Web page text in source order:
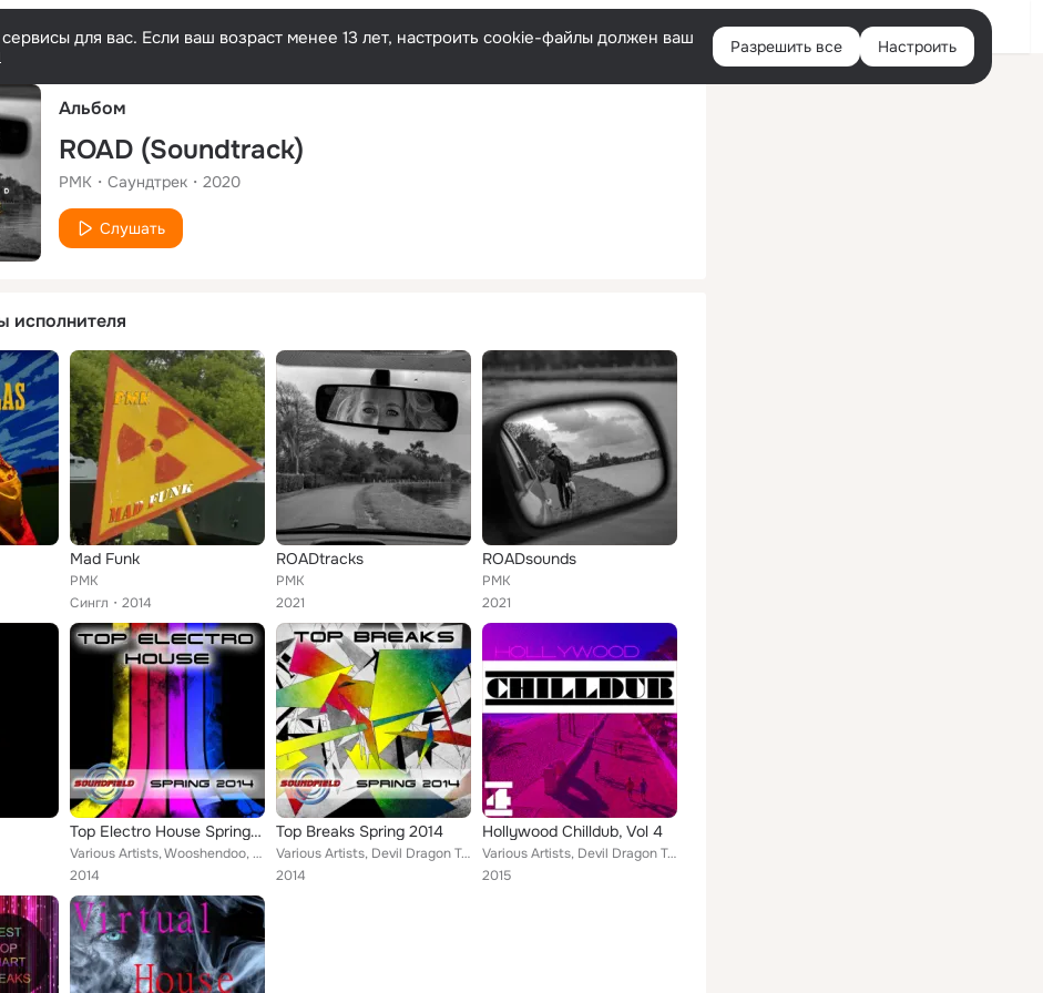
Русский Войти
для вас. Если ваш возраст менее 13 лет, настроить cookie-файлы должен ваш
Разрешить все Настроить
Альбом
ROAD (Soundtrack)
PMK Саундтрек 2020
Слушать
исполнителя
Mad Funk
PMK
Сингл
2014
ROADtracks
PMK
2021
ROADsounds
PMK
2021
Top Electro House Spring 2014
Various Artists, Wooshendoo, Paul De Burst, Ertvister Madnez, Darcksaid, DJ Stiven, Double Energy, Pmk, Eddy Kudo, DJ Micky One,...
2014
Top Breaks Spring 2014
Various Artists, Devil Dragon Tatoo, D-Manstyle, Betelgeuze, Brokeuz, Neuronoiz, VD, M.A.T.T., Malykhinv, Pmk, DJ Evgeniy Rise, ...
2014
Hollywood Chilldub, Vol 4
Various Artists, Devil Dragon Tatoo, Yaroslav Bachurin, Spyke, Shaiva, Find the Identity, VD, Akhl, Abstruse, Fly Dying, The Out...
2015